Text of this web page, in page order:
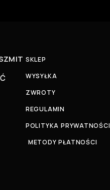
SKLEP
WYSYŁKA
ZWROTY
REGULAMIN
POLITYKA PRYWATNOŚCI
METODY PŁATNOŚCI